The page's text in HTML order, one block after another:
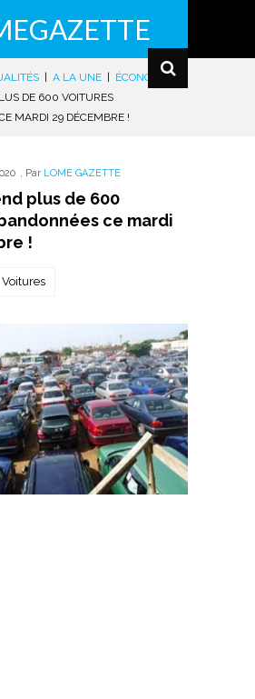
A LA UNE ÉCONOMIE |
DE 600 VOITURES
MARDI 29 DÉCEMBRE !
, Par LOME GAZETTE
plus de 600
ce mardi
!
Voitures